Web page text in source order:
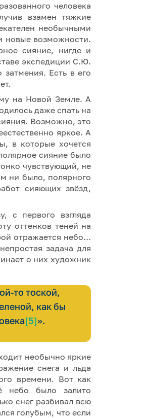
человека
взамен тяжкие
необычными
новые возможности.
сияние, нигде и
экспедиции С.Ю.
Есть в его
на Новой Земле. А
даже спать на
Возможно, это
яркое. А
в которые хочется
сияние было
чувствующий, не
ни было, полярного
сияющих звёзд,
с первого взгляда
оттенков теней на
отражается небо…
задача для
о них художник
то тоской,
как бы
[5]».
необычно яркие
снега и льда
времени. Вот как
небо было залито
снег разбивал всю
голубым, что если